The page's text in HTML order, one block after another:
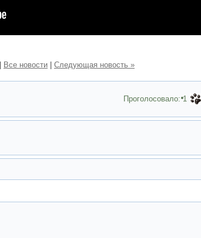
Все новости Следующая новость »
Проголосовало:1